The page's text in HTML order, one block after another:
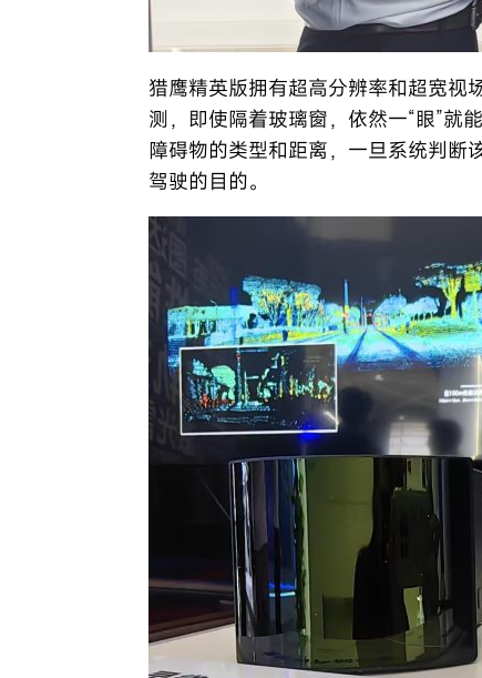
猎鹰精英版拥有超高分辨率和超宽视
测，即使隔着玻璃窗，依然一“眼”就
障碍物的类型和距离，一旦系统判断
驾驶的目的。